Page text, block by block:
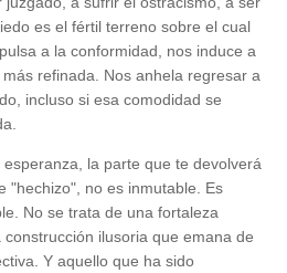
es el fértil terreno sobre el cual
a la conformidad, nos induce a
refinada. Nos anhela regresar a
incluso si esa comodidad se
la parte que te devolverá
"hechizo", no es inmutable. Es
No se trata de una fortaleza
ilusoria que emana de
Y aquello que ha sido